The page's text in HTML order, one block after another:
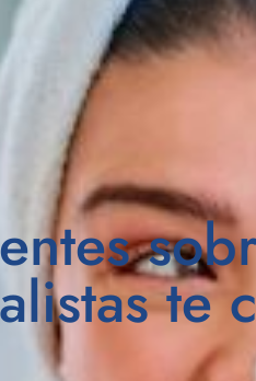
te